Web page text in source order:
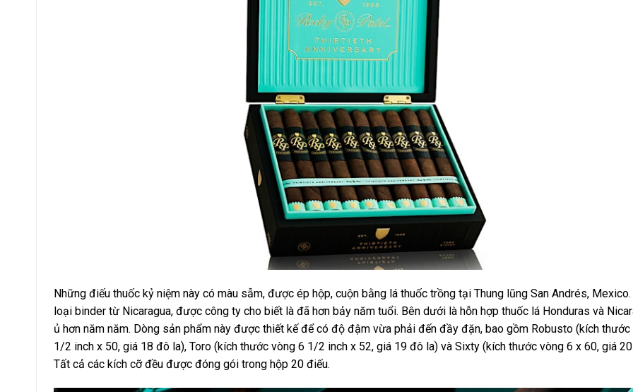
Những điếu thuốc kỷ niệm này có màu sẫm, được ép hộp, cuộn bằng lá thuốc trồng tại Thung lũng San Andrés, Mexico.
loại binder từ Nicaragua, được công ty cho biết là đã hơn bảy năm tuổi. Bên dưới là hỗn hợp thuốc lá Honduras và
ủ hơn năm năm. Dòng sản phẩm này được thiết kế để có độ đậm vừa phải đến đầy đặn, bao gồm Robusto (kích thước
1/2 inch x 50, giá 18 đô la), Toro (kích thước vòng 6 1/2 inch x 52, giá 19 đô la) và Sixty (kích thước vòng 6 x 60, giá
Tất cả các kích cỡ đều được đóng gói trong hộp 20 điếu.